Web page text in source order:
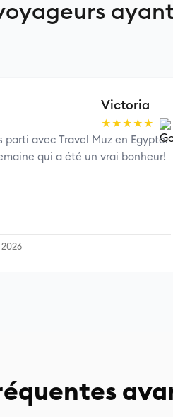
Victoria
★★★★★
parti avec Travel Muz en Egypte.
qui a été un vrai bonheur!